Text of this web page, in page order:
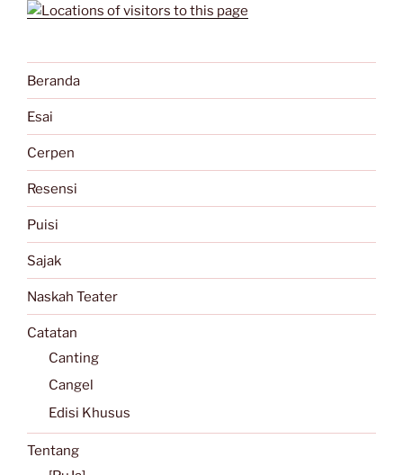
Beranda
Esai
Cerpen
Resensi
Puisi
Sajak
Naskah Teater
Catatan
Canting
Cangel
Edisi Khusus
Tentang